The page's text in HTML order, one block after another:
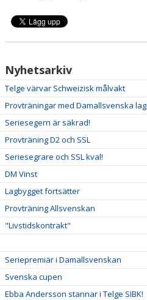
Nyhetsarkiv
Telge värvar Schweizisk målvakt
Provträningar med Damallsvenska
Seriesegern är säkrad!
Provträning D2 och SSL
Seriesegrare och SSL kval!
DM Vinst
Lagbygget fortsätter
Provträning Allsvenskan
"Livstidskontrakt"
Seriepremiär i Damallsvenskan
Svenska cupen
Ebba Andersson stannar i Telge SIBK!